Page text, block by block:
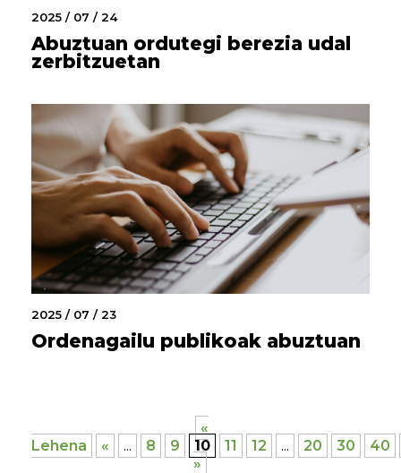
2025 / 07 / 24
Abuztuan ordutegi berezia udal
zerbitzuetan
2025 / 07 / 23
Ordenagailu publikoak abuztuan
«
Lehena
« ... 8 9 10 11 12 ... 20 30
40
»